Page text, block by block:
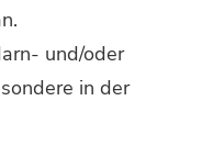
und/oder
in der